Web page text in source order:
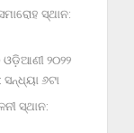
ସ୍ଥାନ:
୨୦୨୨
୬ଟା
ସ୍ଥାନ: